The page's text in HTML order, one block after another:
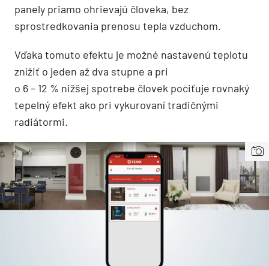
panely priamo ohrievajú človeka, bez
sprostredkovania prenosu tepla vzduchom.
Vďaka tomuto efektu je možné nastavenú teplotu
znížiť o jeden až dva stupne a pri
o 6 – 12 % nižšej spotrebe človek pociťuje rovnaký
tepelný efekt ako pri vykurovaní tradičnými
radiátormi.